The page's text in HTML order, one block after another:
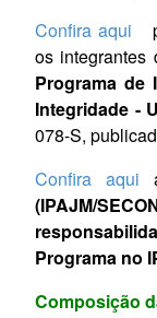
Confira aqui
os integrantes
Programa de
Integridade -
078-S,
Confira aqui
(IPAJM/
Programa no
Composição